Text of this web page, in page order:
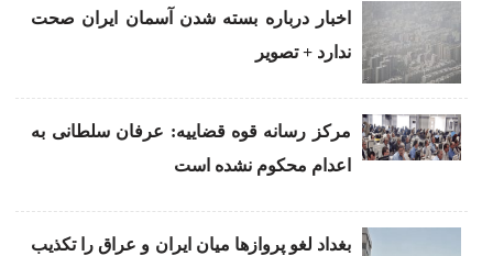
اخبار درباره بسته شدن آسمان ایران صحت
ندارد + تصویر
مرکز رسانه قوه قضاییه: عرفان سلطانی به
اعدام محکوم نشده است
بغداد لغو پروازها میان ایران و عراق را تکذیب